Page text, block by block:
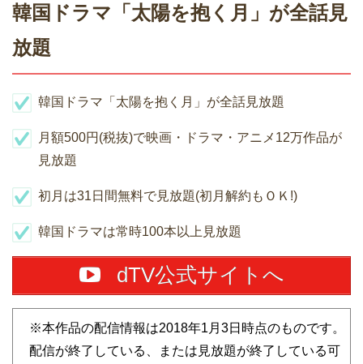
韓国ドラマ「太陽を抱く月」が全話見
放題
韓国ドラマ「太陽を抱く月」が全話見放題
月額500円(税抜)で映画・ドラマ・アニメ12万作品が
見放題
初月は31日間無料で見放題(初月解約もＯＫ!)
韓国ドラマは常時100本以上見放題
dTV公式サイトへ
※本作品の配信情報は2018年1月3日時点のものです。
配信が終了している、または見放題が終了している可